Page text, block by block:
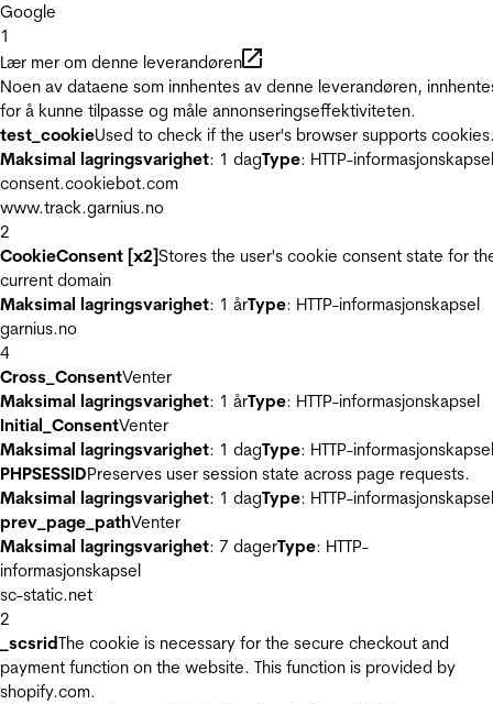
Google
1
Lær mer om denne leverandøren
Noen av dataene som innhentes av denne leverandøren,
for å kunne tilpasse og måle annonseringseffektiviteten.
test_cookieUsed to check if the user's browser supports
Maksimal lagringsvarighet: 1 dagType: HTTP-informasjonskapsel
consent.cookiebot.com
www.track.garnius.no
2
CookieConsent [x2]Stores the user's cookie consent state for
current domain
Maksimal lagringsvarighet: 1 årType: HTTP-informasjonskapsel
garnius.no
4
Cross_ConsentVenter
Maksimal lagringsvarighet: 1 årType: HTTP-informasjonskapsel
Initial_ConsentVenter
Maksimal lagringsvarighet: 1 dagType: HTTP-informasjonskapsel
PHPSESSIDPreserves user session state across page requests.
Maksimal lagringsvarighet: 1 dagType: HTTP-informasjonskapsel
prev_page_pathVenter
Maksimal lagringsvarighet: 7 dagerType: HTTP-
informasjonskapsel
sc-static.net
2
_scsridThe cookie is necessary for the secure checkout and
payment function on the website. This function is provided by
shopify.com.